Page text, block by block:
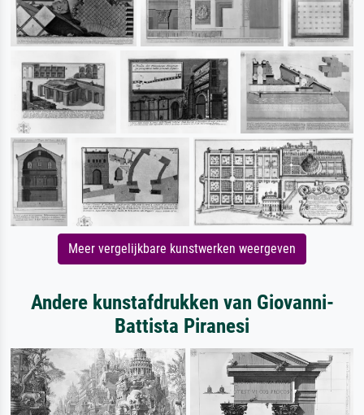
Meer vergelijkbare kunstwerken weergeven
Andere kunstafdrukken van Giovanni-
Battista Piranesi